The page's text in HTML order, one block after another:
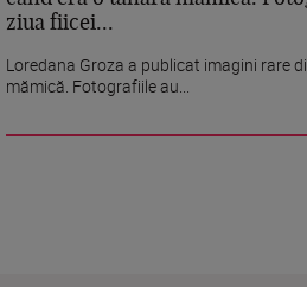
ziua fiicei...
Loredana Groza a publicat imagini rare
mămică. Fotografiile au...